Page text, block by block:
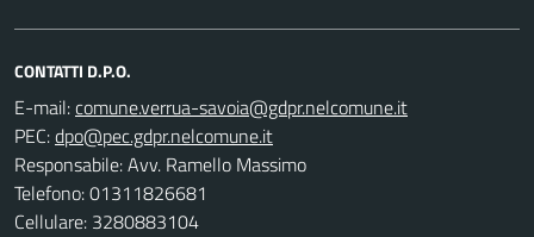
CONTATTI D.P.O.
E-mail:
PEC:
Responsabile: Avv. Ramello Massimo
Telefono: 01311826681
Cellulare: 3280883104